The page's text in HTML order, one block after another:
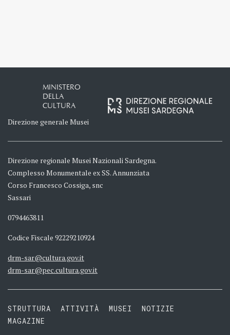
MINISTERO
DELLA
CULTURA
Direzione generale Musei
Direzione regionale Musei Nazionali Sardegna.
Complesso Monumentale ex SS. Annunziata
Corso Francesco Cossiga, snc
Sassari
0794463811
Codice Fiscale 92229210924
drm-sar@cultura.gov.it
drm-sar@pec.cultura.gov.it
STRUTTURA ATTIVITÀ MUSEI
NOTIZIE
MAGAZINE